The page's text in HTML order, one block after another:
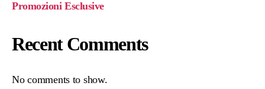
Promozioni Esclusive
Recent Comments
No comments to show.